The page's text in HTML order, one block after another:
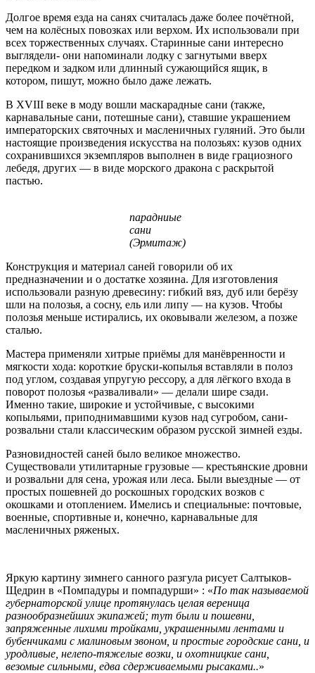
Долгое время езда на санях считалась даже более почётной,
чем на колёсных повозках или верхом. Их использовали при
всех торжественных случаях. Старинные сани интересно
выглядели- они напоминали лодку с загнутыми вверх
передком и задком или длинный сужающийся ящик, в
котором, пишут, можно было даже лежать.
В XVIII веке в моду вошли маскарадные сани (также,
карнавальные сани, потешные сани), ставшие украшением
императорских святочных и масленичных гуляний. Это были
настоящие произведения искусства на полозьях: кузов одних
сохранившихся экземпляров выполнен в виде грациозного
лебедя, других — в виде морского дракона с раскрытой
пастью.
парадниые
сани
(Эрмитаж)
Конструкция и материал саней говорили об их
предназначении и о достатке хозяина. Для изготовления
использовали разную древесину: гибкий вяз, дуб или берёзу
шли на полозья, а сосну, ель или липу — на кузов. Чтобы
полозья меньше истирались, их оковывали железом, а позже
сталью.
Мастера применяли хитрые приёмы для манёвренности и
мягкости хода: короткие бруски-копылья вставляли в полоз
под углом, создавая упругую рессору, а для лёгкого входа в
поворот полозья «разваливали» — делали шире сзади.
Именно такие, широкие и устойчивые, с высокими
копыльями, приподнимавшими кузов над сугробом, сани-
розвальни стали классическим образом русской зимней езды.
Разновидностей саней было великое множество.
Существовали утилитарные грузовые — крестьянские дровни
и розвальни для сена, урожая или леса. Были выездные — от
простых пошевней до роскошных городских возков с
окошками и отоплением. Имелись и специальные: почтовые,
военные, спортивные и, конечно, карнавальные для
масленичных ряженых.
Яркую картину зимнего санного разгула рисует Салтыков-
Щедрин в «Помпадуры и помпадурши» : «По так называемой
губернаторской улице протянулась целая вереница
разнообразнейших экипажей; тут были и пошевни,
запряженные лихими тройками, украшенными лентами и
бубенчиками с малиновым звоном, и простые городские сани, и
уродливые, нелепо-тяжелые возки, и охотницкие сани,
везомые сильными, едва сдерживаемыми рысаками..»